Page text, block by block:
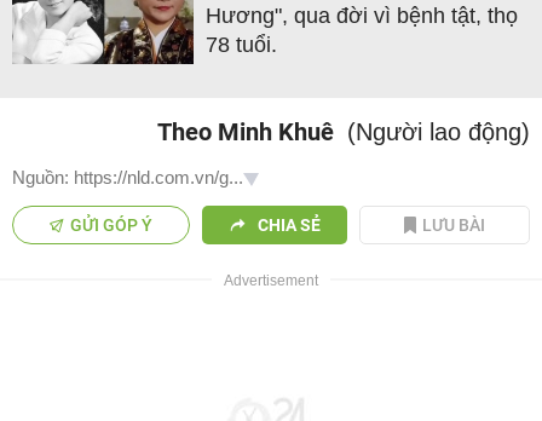
Hương", qua đời vì bệnh tật, thọ
78 tuổi.
Theo Minh Khuê (Người lao động)
Nguồn: https://nld.com.vn/g...
GỬI GÓP Ý CHIA SẺ LƯU BÀI